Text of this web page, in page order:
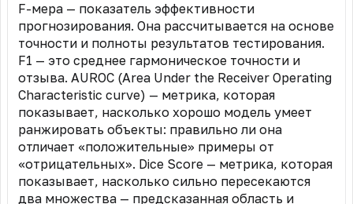
F-мера — показатель эффективности
прогнозирования. Она рассчитывается на основе
точности и полноты результатов тестирования.
F1 — это среднее гармоническое точности и
отзыва. AUROC (Area Under the Receiver Operating
Characteristic curve) — метрика, которая
показывает, насколько хорошо модель умеет
ранжировать объекты: правильно ли она
отличает «положительные» примеры от
«отрицательных». Dice Score — метрика, которая
показывает, насколько сильно пересекаются
два множества — предсказанная область и